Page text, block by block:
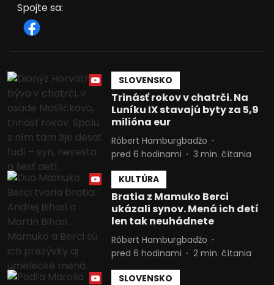
Spojte sa:
SLOVENSKO
Trinásť rokov v chatrči. Na
Luníku IX stavajú byty za 5,9
milióna eur
Róbert Hamburgbadžo
pred 6 hodinami
3 min. čítania
KULTÚRA
Bratia z Mamuko Berci
ukázali synov. Mená ich detí
len tak neuhádnete
Róbert Hamburgbadžo
pred 6 hodinami
2 min. čítania
SLOVENSKO